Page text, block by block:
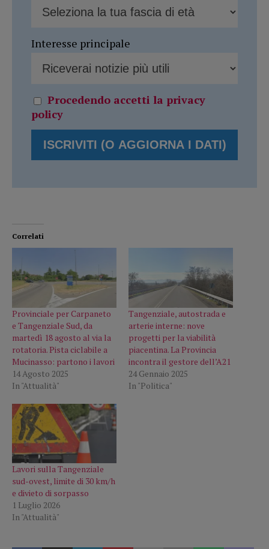
Interesse principale
Procedendo accetti la privacy
policy
Correlati
Provinciale per Carpaneto
e Tangenziale Sud, da
martedì 18 agosto al via la
rotatoria. Pista ciclabile a
Mucinasso: partono i lavori
14 Agosto 2025
In "Attualità"
Tangenziale, autostrada e
arterie interne: nove
progetti per la viabilità
piacentina. La Provincia
incontra il gestore dell’A21
24 Gennaio 2025
In "Politica"
Lavori sulla Tangenziale
sud-ovest, limite di 30 km/h
e divieto di sorpasso
1 Luglio 2026
In "Attualità"